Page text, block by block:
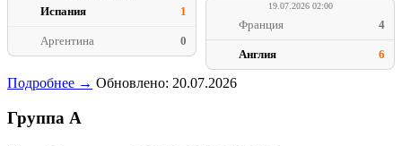
Испания 1
Аргентина 0
19.07.2026 02:00
Франция 4
Англия 6
Подробнее → Обновлено: 20.07.2026
Группа A